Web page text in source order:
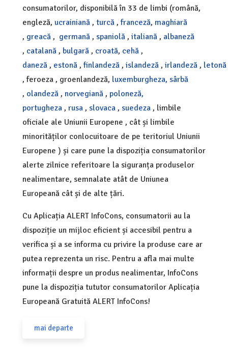
consumatorilor, disponibilă în 33 de limbi (română,
engleză, ucrainiană , turcă ,franceză, maghiară
, greacă , germană , spaniolă , italiană , albaneză
, catalană , bulgară , croată, cehă ,
daneză , estonă ,finlandeză , islandeză , irlandeză , letonă
, feroeza , groenlandeză, luxemburgheza, sârbă
, olandeză , norvegiană , poloneză,
portugheza , rusa , slovaca , suedeza , limbile
oficiale ale Uniunii Europene , cât și limbile
minorităților conlocuitoare de pe teritoriul Uniunii
Europene ) și care pune la dispoziția consumatorilor
alerte zilnice referitoare la siguranța produselor
nealimentare, semnalate atât de Uniunea
Europeană cât și de alte țări.
Cu Aplicația ALERT InfoCons, consumatorii au la
dispoziție un mijloc eficient și accesibil pentru a
verifica și a se informa cu privire la produse care ar
putea reprezenta un risc. Pentru a afla mai multe
informații despre un produs nealimentar, InfoCons
pune la dispoziția tututor consumatorilor Aplicația
Europeană Gratuită ALERT InfoCons!
mai departe